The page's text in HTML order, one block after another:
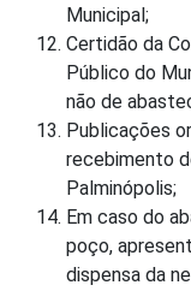
Municipal;
Certidão da
Público do
não de
Publicações
recebimento
Palminópolis;
Em caso do
poço,
dispensa da